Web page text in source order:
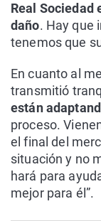
Real Sociedad
daño. Hay que
tenemos que
En cuanto al
transmitió
están
proceso.
el final del
situación y no
hará para
mejor para él”.